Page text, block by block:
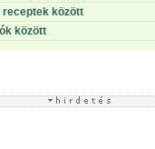
receptek között
között